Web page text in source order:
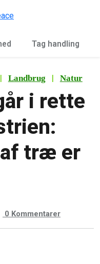
Tag handling
| Landbrug | Natur
i rette
træ er
0 Kommentarer